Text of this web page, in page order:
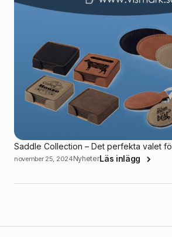
Saddle Collection – Det perfekta valet
november 25, 2024NyheterLäs inlägg